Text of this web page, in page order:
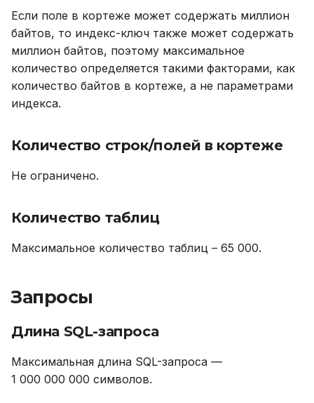
Если поле в кортеже может содержать миллион
байтов, то индекс-ключ также может содержать
миллион байтов, поэтому максимальное
количество определяется такими факторами, как
количество байтов в кортеже, а не параметрами
индекса.
Количество строк/полей в кортеже
Не ограничено.
Количество таблиц
Максимальное количество таблиц – 65 000.
Запросы
Длина SQL-запроса
Максимальная длина SQL-запроса —
1 000 000 000 символов.